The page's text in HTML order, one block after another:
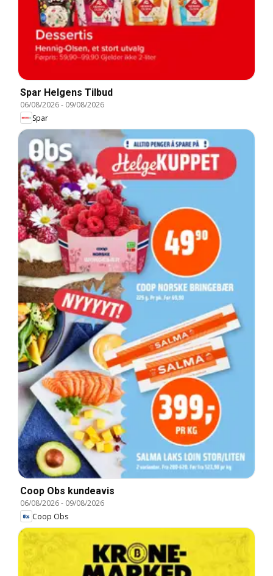
Spar Helgens Tilbud
06/08/2026- 09/08/2026
Spar
Coop Obs kundeavis
06/08/2026- 09/08/2026
Coop Obs